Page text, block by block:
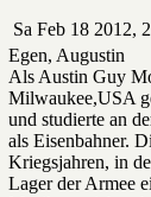
Sa Feb 18 2012,
Egen, Augustin
Als Austin Guy
Milwaukee,USA
und studierte an
als Eisenbahner.
Kriegsjahren, in
Lager der Armee